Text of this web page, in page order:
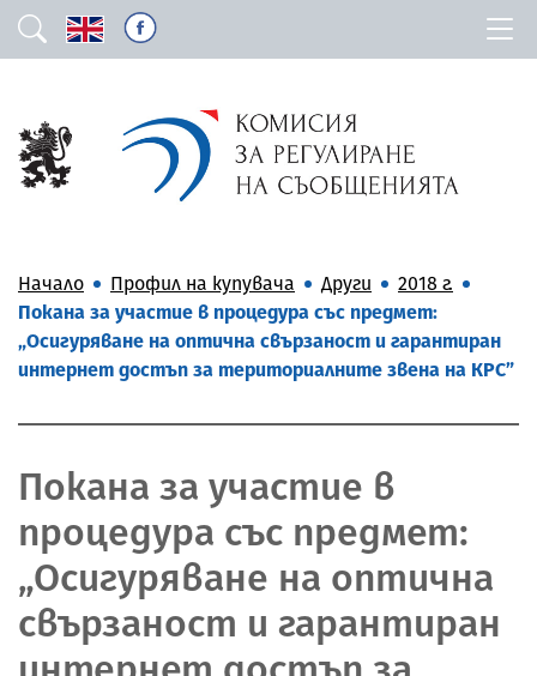
Начало Профил на купувача Други
2018 г.
Покана за участие в процедура със предмет:
„Осигуряване на оптична свързаност и гарантиран
интернет достъп за териториалните звена на КРС”
Покана за участие в
процедура със предмет:
„Осигуряване на оптична
свързаност и гарантиран